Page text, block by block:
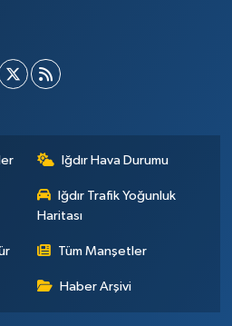
Iğdır Hava Durumu
Iğdır Trafik Yoğunluk
Haritası
Tüm Manşetler
Haber Arşivi